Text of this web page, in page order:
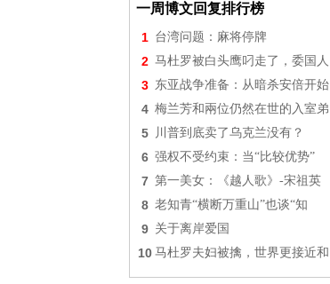
一周博文回复排行榜
1 台湾问题：麻将停牌
2 马杜罗被白头鹰叼走了，委国人
3 东亚战争准备：从暗杀安倍开始
4 梅兰芳和兩位仍然在世的入室弟
5 川普到底卖了乌克兰没有？
6 强权不受约束：当“比较优势”
7 第一美女：《越人歌》-宋祖英
8 老知青“横断万重山”也谈“知
9 关于离岸爱国
10 马杜罗夫妇被擒，世界更接近和